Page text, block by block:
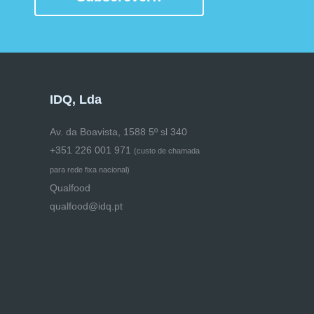
IDQ, Lda
Av. da Boavista, 1588 5º sl 340
+351 226 001 971 (custo de chamada
para rede fixa nacional)
Qualfood
qualfood@idq.pt